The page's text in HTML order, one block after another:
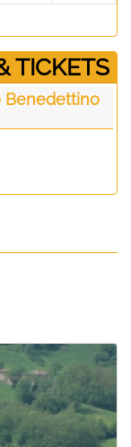
TICKETS
Benedettino